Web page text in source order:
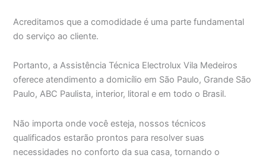
Acreditamos que a comodidade é uma parte fundamental
do serviço ao cliente.
Portanto, a Assistência Técnica Electrolux Vila Medeiros
oferece atendimento a domicílio em São Paulo, Grande São
Paulo, ABC Paulista, interior, litoral e em todo o Brasil.
Não importa onde você esteja, nossos técnicos
qualificados estarão prontos para resolver suas
necessidades no conforto da sua casa, tornando o